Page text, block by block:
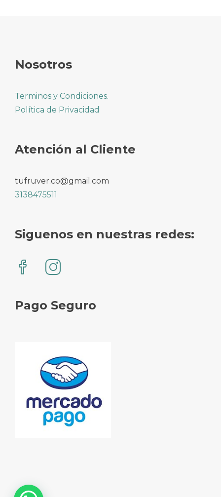
Nosotros
Terminos y Condiciones.
Política de Privacidad
Atención al Cliente
tufruver.co@gmail.com
3138475511
Siguenos en nuestras redes:
Pago Seguro